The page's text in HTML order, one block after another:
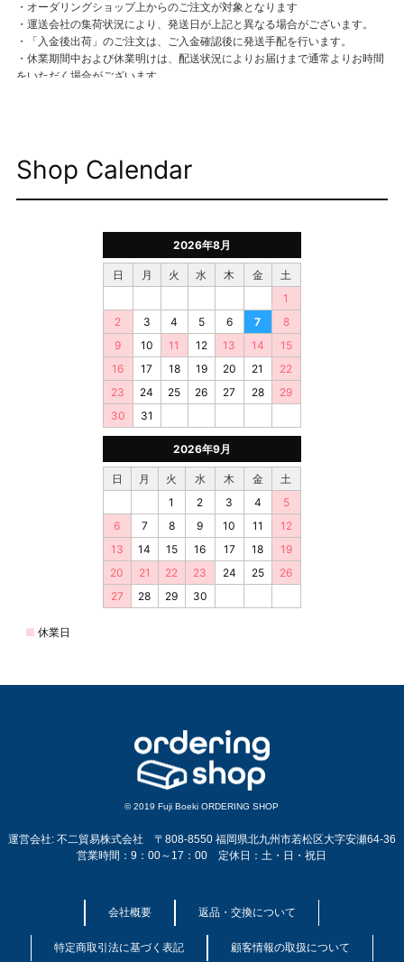
© 2019 Fuji Boeki ORDERING SHOP
運営会社: 不二貿易株式会社 〒808-8550 福岡県北九州市若松区大字安瀬64-36
営業時間：9：00～17：00 定休日：土・日・祝日
会社概要 返品・交換について
特定商取引法に基づく表記 顧客情報の取扱について